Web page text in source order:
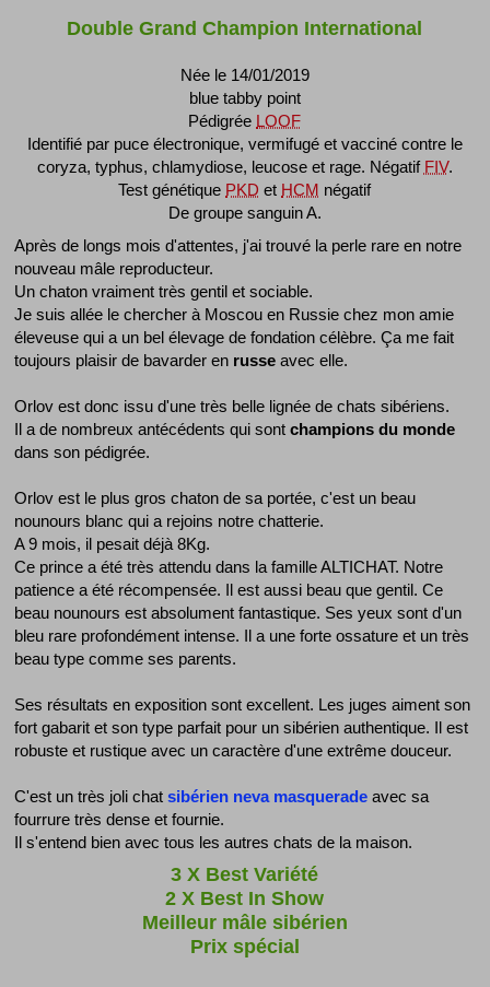
Double Grand Champion International
Née le 14/01/2019
blue tabby point
Pédigrée LOOF
Identifié par puce électronique, vermifugé et vacciné contre le
coryza, typhus, chlamydiose, leucose et rage. Négatif FIV.
Test génétique PKD et HCM négatif
De groupe sanguin A.
Après de longs mois d'attentes, j'ai trouvé la perle rare en notre
nouveau mâle reproducteur.
Un chaton vraiment très gentil et sociable.
Je suis allée le chercher à Moscou en Russie chez mon amie
éleveuse qui a un bel élevage de fondation célèbre. Ça me fait
toujours plaisir de bavarder en russe avec elle.
Orlov est donc issu d'une très belle lignée de chats sibériens.
Il a de nombreux antécédents qui sontchampions du monde
dans son pédigrée.
Orlov est le plus gros chaton de sa portée, c'est un beau
nounours blanc qui a rejoins notre chatterie.
A 9 mois, il pesait déjà 8Kg.
Ce prince a été très attendu dans la famille ALTICHAT. Notre
patience a été récompensée. Il est aussi beau que gentil. Ce
beau nounours est absolument fantastique. Ses yeux sont d'un
bleu rare profondément intense. Il a une forte ossature et un très
beau type comme ses parents.
Ses résultats en exposition sont excellent. Les juges aiment son
fort gabarit et son type parfait pour un sibérien authentique. Il est
robuste et rustique avec un caractère d'une extrême douceur.
C'est un très joli chatsibérien neva masquerade avec sa
fourrure très dense et fournie.
Il s'entend bien avec tous les autres chats de la maison.
3 X Best Variété
2 X Best In Show
Meilleur mâle sibérien
Prix spécial